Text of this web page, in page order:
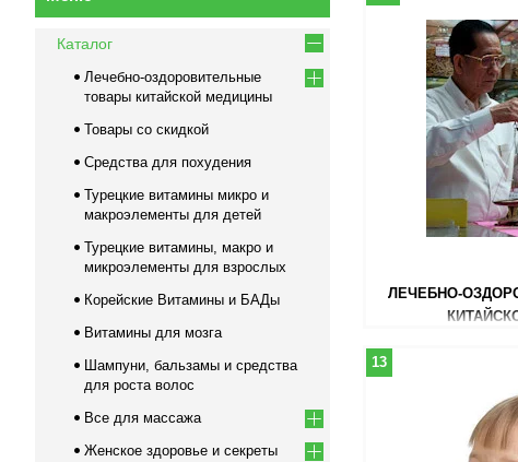
ЛЕЧЕБНО-
13
Каталог
Лечебно-оздоровительные
товары китайской медицины
Товары со скидкой
Средства для похудения
Турецкие витамины микро и
макроэлементы для детей
Турецкие витамины, макро и
микроэлементы для взрослых
Корейские Витамины и БАДы
Витамины для мозга
Шампуни, бальзамы и средства
для роста волос
Все для массажа
Женское здоровье и секреты